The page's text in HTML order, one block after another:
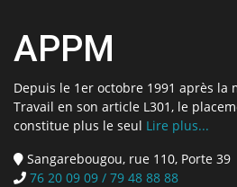
APPM
Depuis le 1er octobre 1991 après la
Travail en son article L301, le
constitue plus le seul Lire plus...
Sangarebougou, rue 110, Porte 39
76 20 09 09 / 79 48 88 88